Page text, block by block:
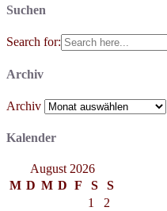
Suchen
Search for:
Archiv
Archiv
Kalender
August 2026
M D M D F S
S
1
2